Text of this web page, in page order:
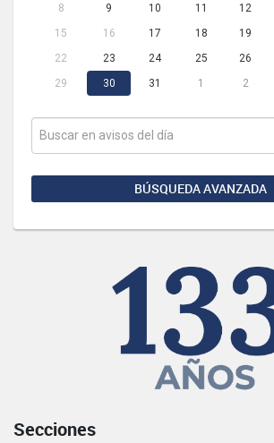
8
9 10 11 12
15
16 17 18 19
22
23 24 25 26
29
30 31 1 2
BÚSQUEDA AVANZADA
Secciones